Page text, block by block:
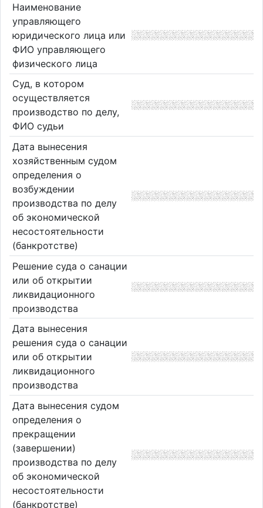
Наименование
управляющего
юридического лица или
ФИО управляющего
физического лица
Суд, в котором
осуществляется
производство по делу,
ФИО судьи
Дата вынесения
хозяйственным судом
определения о
возбуждении
производства по делу
об экономической
несостоятельности
(банкротстве)
Решение суда о санации
или об открытии
ликвидационного
производства
Дата вынесения
решения суда о санации
или об открытии
ликвидационного
производства
Дата вынесения судом
определения о
прекращении
(завершении)
производства по делу
об экономической
несостоятельности
(банкротстве)